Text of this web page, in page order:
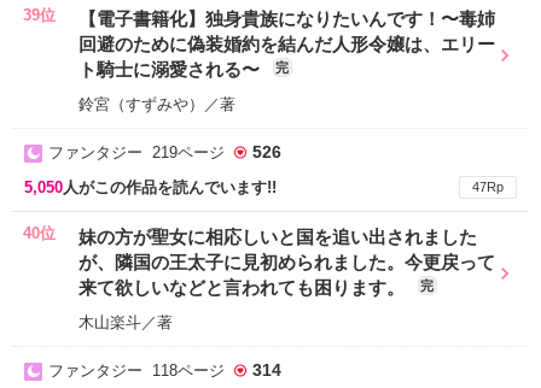
39位
【電子書籍化】独身貴族になりたいんです！〜毒姉
回避のために偽装婚約を結んだ人形令嬢は、エリー
ト騎士に溺愛される〜
完
鈴宮（すずみや）／著
ファンタジー 219ページ 526
5,050人がこの作品を読んでいます!! 47Rp
40位
妹の方が聖女に相応しいと国を追い出されました
が、隣国の王太子に見初められました。今更戻って
来て欲しいなどと言われても困ります。
完
木山楽斗／著
ファンタジー 118ページ 314